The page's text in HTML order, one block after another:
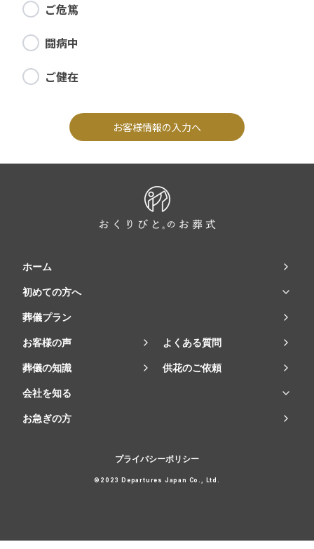
ご危篤
闘病中
ご健在
お客様情報の入力へ
ホーム
初めての方へ
葬儀プラン
お客様の声 よくある質問
葬儀の知識 供花のご依頼
会社を知る
お急ぎの方
プライバシーポリシー
©2023 Departures Japan Co., Ltd.